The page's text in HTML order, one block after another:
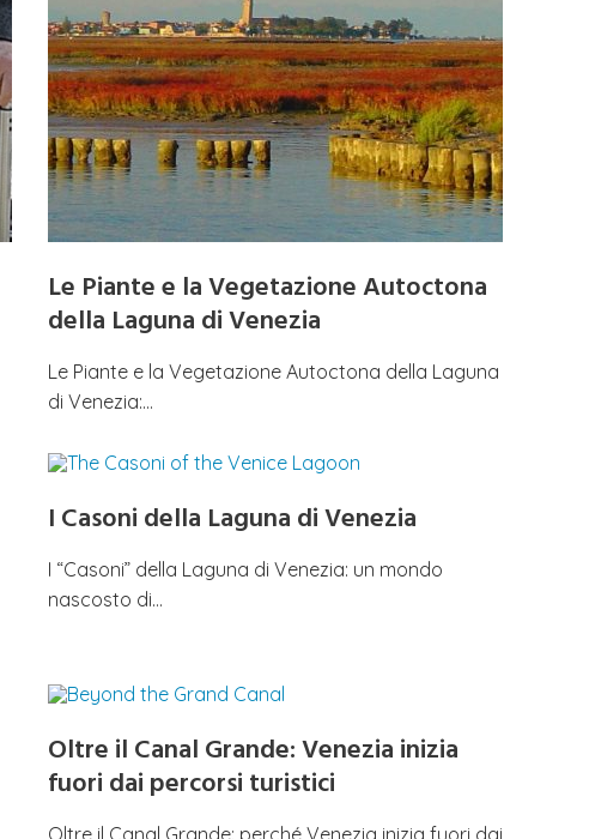
Le Piante e la Vegetazione Autoctona
della Laguna di Venezia
Le Piante e la Vegetazione Autoctona della Laguna
di Venezia:…
I Casoni della Laguna di Venezia
I “Casoni” della Laguna di Venezia: un mondo
nascosto di…
Oltre il Canal Grande: Venezia inizia
fuori dai percorsi turistici
Oltre il Canal Grande: perché Venezia inizia fuori dai